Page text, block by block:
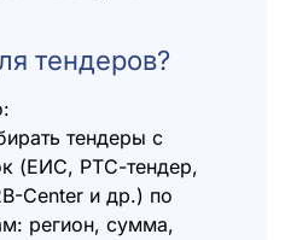
тендеров?
тендеры с
(ЕИС, РТС-тендер,
Center и др.) по
регион, сумма,